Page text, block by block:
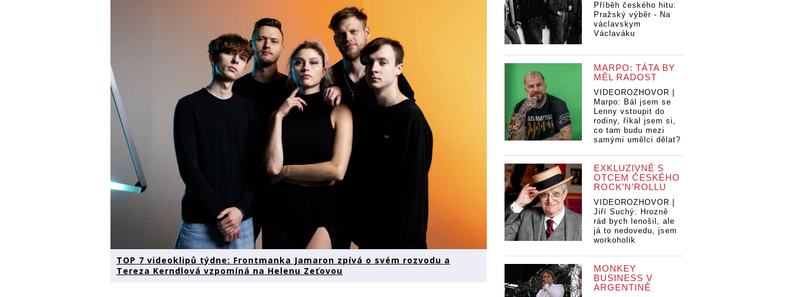
TOP 7 videoklipů týdne: Frontmanka Jamaron zpívá o svém rozvodu a
Tereza Kerndlová vzpomíná na Helenu Zeťovou
Příběh českého hitu:
Pražský výběr - Na
václavskym
Václaváku
MARPO: TÁTA BY
MĚL RADOST
VIDEOROZHOVOR |
Marpo: Bál jsem se
Lenny vstoupit do
rodiny, říkal jsem si,
co tam budu mezi
samými umělci dělat?
EXKLUZIVNĚ S
OTCEM ČESKÉHO
ROCK’N’ROLLU
VIDEOROZHOVOR |
Jiří Suchý: Hrozně
rád bych lenošil, ale
já to nedovedu, jsem
workoholik
MONKEY
BUSINESS V
ARGENTINĚ